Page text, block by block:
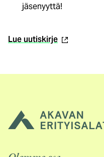
jäsenyyttä!
Lue uutiskirje(ulkoinen